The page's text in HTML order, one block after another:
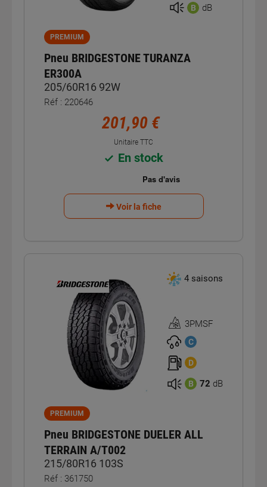
B dB
PREMIUM
Pneu BRIDGESTONE TURANZA
ER300A
205/60R16 92W
Réf : 220646
201,90 €
Unitaire TTC
En stock
Voir la fiche
4 saisons
Homologation
3PMSF
3PMSF
C
D
B 72 dB
PREMIUM
Pneu BRIDGESTONE DUELER ALL
TERRAIN A/T002
215/80R16 103S
Réf : 361750